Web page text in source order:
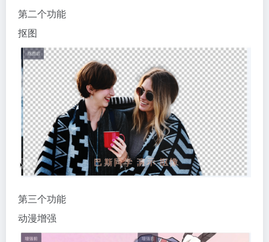
第二个功能
抠图
第三个功能
动漫增强